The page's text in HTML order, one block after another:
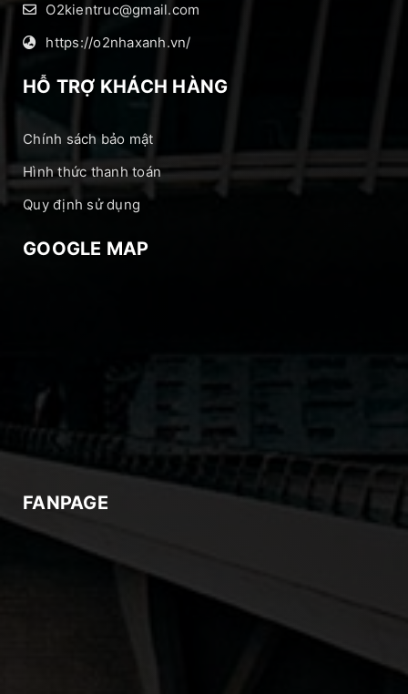
O2kientruc@gmail.com
https://o2nhaxanh.vn/
HỖ TRỢ KHÁCH HÀNG
Chính sách bảo mật
Hình thức thanh toán
Quy định sử dụng
GOOGLE MAP
FANPAGE